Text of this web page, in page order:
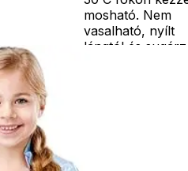
mosható. Nem
vasalható, nyílt
lángtól és